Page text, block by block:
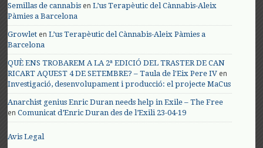
Semillas de cannabis enL’us Terapèutic del Cànnabis-Aleix
Pàmies a Barcelona
Growlet enL’us Terapèutic del Cànnabis-Aleix Pàmies a
Barcelona
QUÈ ENS TROBAREM A LA 2ª EDICIÓ DEL TRASTER DE CAN
RICART AQUEST 4 DE SETEMBRE? – Taula de l'Eix Pere IV en
Investigació, desenvolupament i producció: el projecte MaCus
Anarchist genius Enric Duran needs help in Exile – The Free
enComunicat d’Enric Duran des de l’Exili 23-04-19
Avis Legal